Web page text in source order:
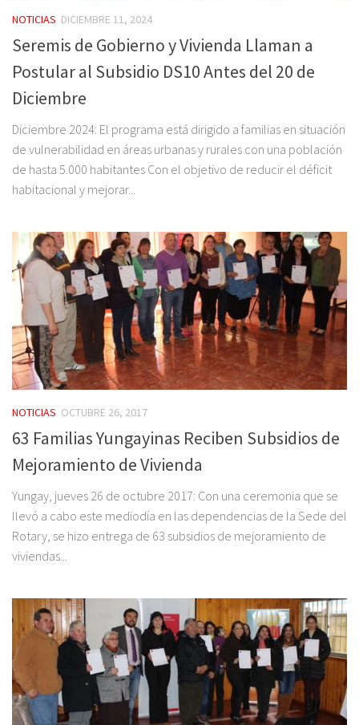
NOTICIAS DICIEMBRE 11, 2024
Seremis de Gobierno y Vivienda Llaman a
Postular al Subsidio DS10 Antes del 20 de
Diciembre
Diciembre 2024: El programa está dirigido a familias en situación
de vulnerabilidad en áreas urbanas y rurales con una población
de hasta 5.000 habitantes Con el objetivo de reducir el déficit
habitacional y mejorar...
NOTICIAS OCTUBRE 26, 2017
63 Familias Yungayinas Reciben Subsidios de
Mejoramiento de Vivienda
Yungay, jueves 26 de octubre 2017: Con una ceremonia que se
llevó a cabo este mediodía en las dependencias de la Sede del
Rotary, se hizo entrega de 63 subsidios de mejoramiento de
viviendas...